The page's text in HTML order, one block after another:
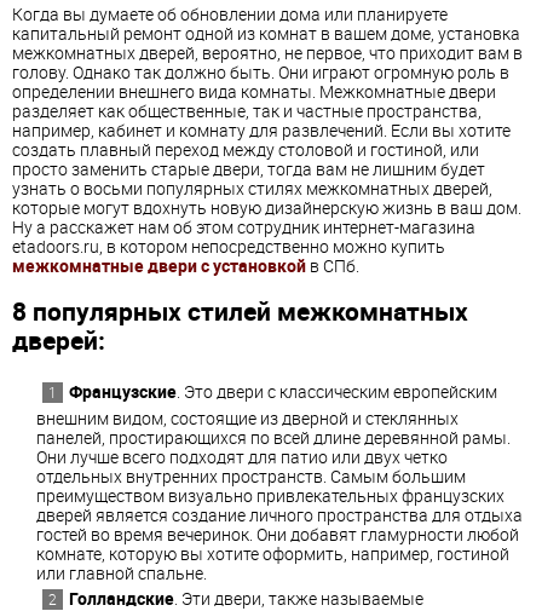
Когда вы думаете об обновлении дома или планируете
капитальный ремонт одной из комнат в вашем доме, установка
межкомнатных дверей, вероятно, не первое, что приходит вам в
голову. Однако так должно быть. Они играют огромную роль в
определении внешнего вида комнаты. Межкомнатные двери
разделяет как общественные, так и частные пространства,
например, кабинет и комнату для развлечений. Если вы хотите
создать плавный переход между столовой и гостиной, или
просто заменить старые двери, тогда вам не лишним будет
узнать о восьми популярных стилях межкомнатных дверей,
которые могут вдохнуть новую дизайнерскую жизнь в ваш дом.
Ну а расскажет нам об этом сотрудник интернет-магазина
etadoors.ru, в котором непосредственно можно купить
межкомнатные двери с установкой в СПб.
8 популярных стилей межкомнатных
дверей:
Французские . Это двери с классическим европейским
внешним видом, состоящие из дверной и стеклянных
панелей, простирающихся по всей длине деревянной рамы.
Они лучше всего подходят для патио или двух четко
отдельных внутренних пространств. Самым большим
преимуществом визуально привлекательных французских
дверей является создание личного пространства для отдыха
гостей во время вечеринок. Они добавят гламурности любой
комнате, которую вы хотите оформить, например, гостиной
или главной спальне.
Голландские . Эти двери, также называемые